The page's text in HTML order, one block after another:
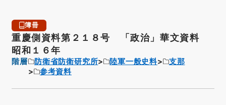
簿冊
重慶側資料第２１８号 「政治」華文資料
昭和１６年
階層 防衛省防衛研究所 陸軍一般史料
支那
参考資料